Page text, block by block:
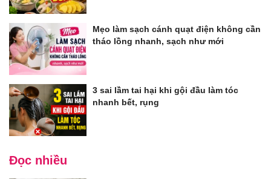
Mẹo làm sạch cánh quạt điện không cần
tháo lồng nhanh, sạch như mới
3 sai lầm tai hại khi gội đầu làm tóc
nhanh bết, rụng
Đọc nhiều